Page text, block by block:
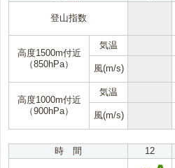
登山指数
高度1500m付近
（850hPa）
気温
風(m/s)
高度1000m付近
（900hPa）
気温
風(m/s)
時 間 12